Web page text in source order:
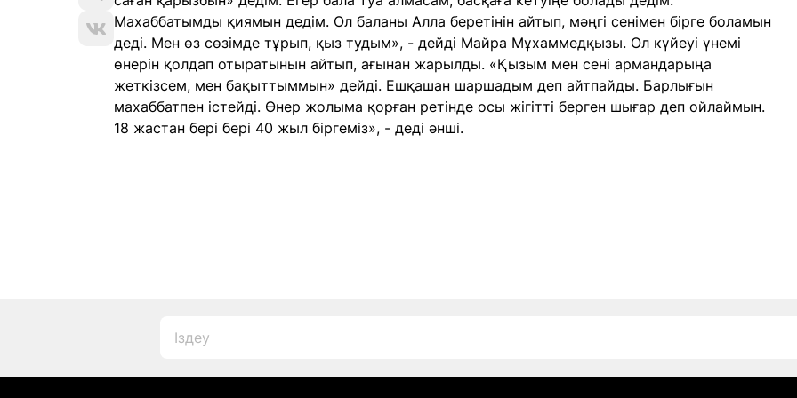
Махаббатымды қиямын дедім. Ол баланы Алла беретінін айтып, мәңгі сенімен бірге боламын
деді. Мен өз сөзімде тұрып, қыз тудым», - дейді Майра Мұхаммедқызы. Ол күйеуі үнемі
өнерін қолдап отыратынын айтып, ағынан жарылды. «Қызым мен сені армандарыңа
жеткізсем, мен бақыттыммын» дейді. Ешқашан шаршадым деп айтпайды. Барлығын
махаббатпен істейді. Өнер жолыма қорған ретінде осы жігітті берген шығар деп ойлаймын.
18 жастан бері бері 40 жыл біргеміз», - деді әнші.